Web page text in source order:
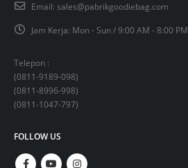
Email: sales@pabrikgoodiebag.com
Jam Kerja: Mon - Sun / 9:00 AM - 8:00 PM
Telepon :
(0811-9189-098)
(0811-8996-998)
(0811-1047-797)
FOLLOW US